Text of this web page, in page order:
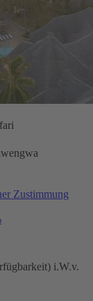
Zustimmung
i.W.v.